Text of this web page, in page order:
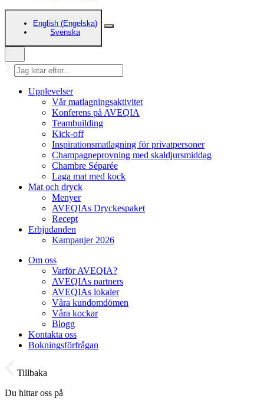
English (Engelska)
Svenska
Upplevelser
Vår matlagningsaktivitet
Konferens på AVEQIA
Teambuilding
Kick-off
Inspirationsmatlagning för privatpersoner
Champagneprovning med skaldjursmiddag
Chambre Séparée
Laga mat med kock
Mat och dryck
Menyer
AVEQIAs Dryckespaket
Recept
Erbjudanden
Kampanjer 2026
Om oss
Varför AVEQIA?
AVEQIAs partners
AVEQIAs lokaler
Våra kundomdömen
Våra kockar
Blogg
Kontakta oss
Bokningsförfrågan
Tillbaka
Du hittar oss på